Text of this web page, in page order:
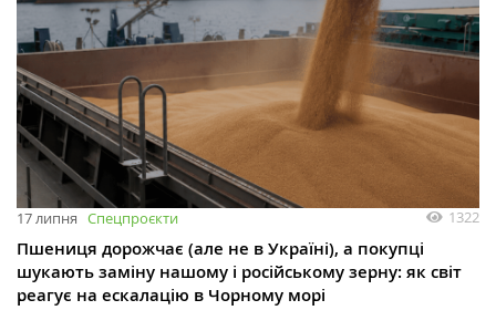
17 липня Спецпроєкти 1322
Пшениця дорожчає (але не в Україні), а покупці
шукають заміну нашому і російському зерну: як світ
реагує на ескалацію в Чорному морі